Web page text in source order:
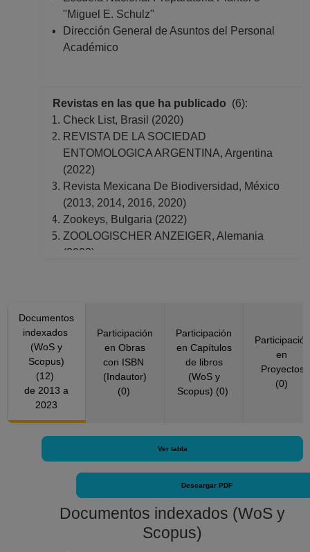
"Miguel E. Schulz"
Dirección General de Asuntos del Personal
Académico
Revistas en las que ha publicado (6):
Check List, Brasil (2020)
REVISTA DE LA SOCIEDAD
ENTOMOLOGICA ARGENTINA, Argentina
(2022)
Revista Mexicana De Biodiversidad, México
(2013, 2014, 2016, 2020)
Zookeys, Bulgaria (2022)
ZOOLOGISCHER ANZEIGER, Alemania
(2023)
Documentos
indexados
(WoS y
Scopus)
(12)
de 2013 a
2023
Participación
en Obras
con ISBN
(Indautor)
(0)
Participación
en Capítulos
de libros
(WoS y
Scopus) (0)
Participación
en
Proyectos
(0)
Ver tabla
Descargar PDF
Documentos indexados (WoS y
Scopus)